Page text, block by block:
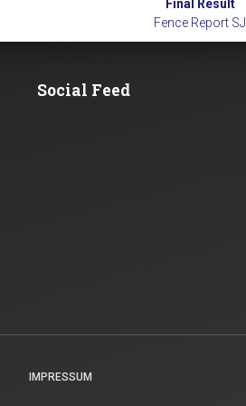
Final Result
Fence Report SJ
Social Feed
IMPRESSUM